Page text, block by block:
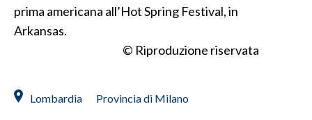
prima americana all’Hot Spring Festival, in
Arkansas.
© Riproduzione riservata
Lombardia Provincia di Milano